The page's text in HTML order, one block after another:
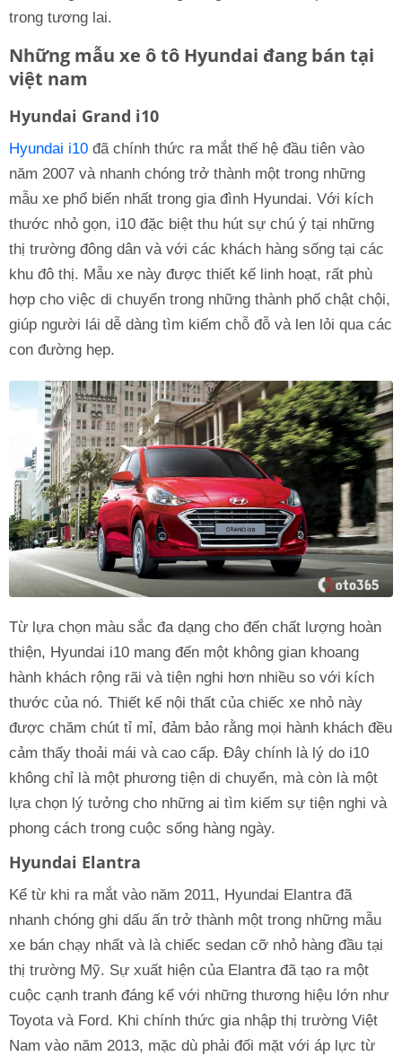
trong tương lai.
Những mẫu xe ô tô Hyundai đang bán tại
việt nam
Hyundai Grand i10
Hyundai i10 đã chính thức ra mắt thế hệ đầu tiên vào
năm 2007 và nhanh chóng trở thành một trong những
mẫu xe phổ biến nhất trong gia đình Hyundai. Với kích
thước nhỏ gọn, i10 đặc biệt thu hút sự chú ý tại những
thị trường đông dân và với các khách hàng sống tại các
khu đô thị. Mẫu xe này được thiết kế linh hoạt, rất phù
hợp cho việc di chuyển trong những thành phố chật chội,
giúp người lái dễ dàng tìm kiếm chỗ đỗ và len lỏi qua các
con đường hẹp.
Từ lựa chọn màu sắc đa dạng cho đến chất lượng hoàn
thiện, Hyundai i10 mang đến một không gian khoang
hành khách rộng rãi và tiện nghi hơn nhiều so với kích
thước của nó. Thiết kế nội thất của chiếc xe nhỏ này
được chăm chút tỉ mỉ, đảm bảo rằng mọi hành khách đều
cảm thấy thoải mái và cao cấp. Đây chính là lý do i10
không chỉ là một phương tiện di chuyển, mà còn là một
lựa chọn lý tưởng cho những ai tìm kiếm sự tiện nghi và
phong cách trong cuộc sống hàng ngày.
Hyundai Elantra
Kể từ khi ra mắt vào năm 2011, Hyundai Elantra đã
nhanh chóng ghi dấu ấn trở thành một trong những mẫu
xe bán chạy nhất và là chiếc sedan cỡ nhỏ hàng đầu tại
thị trường Mỹ. Sự xuất hiện của Elantra đã tạo ra một
cuộc cạnh tranh đáng kể với những thương hiệu lớn như
Toyota và Ford. Khi chính thức gia nhập thị trường Việt
Nam vào năm 2013, mặc dù phải đối mặt với áp lực từ